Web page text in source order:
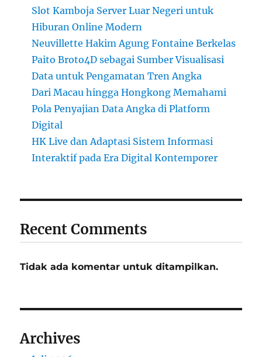
Slot Kamboja Server Luar Negeri untuk
Hiburan Online Modern
Neuvillette Hakim Agung Fontaine Berkelas
Paito Broto4D sebagai Sumber Visualisasi
Data untuk Pengamatan Tren Angka
Dari Macau hingga Hongkong Memahami
Pola Penyajian Data Angka di Platform
Digital
HK Live dan Adaptasi Sistem Informasi
Interaktif pada Era Digital Kontemporer
Recent Comments
Tidak ada komentar untuk ditampilkan.
Archives